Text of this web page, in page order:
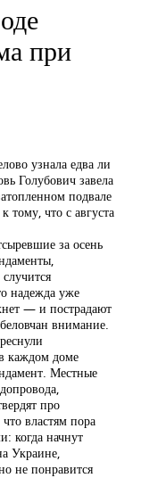
при
узнала едва ли
Голубович завела
подвале
тому, что с августа
за осень
надежда уже
— и пострадают
внимание.
каждом доме
Местные
про
властям пора
когда начнут
Украине,
не понравится